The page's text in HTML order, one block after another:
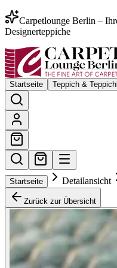
Carpetlounge Berlin –
Designerteppiche
Startseite Teppich &
Startseite Detailansicht
Zurück zur Übersicht